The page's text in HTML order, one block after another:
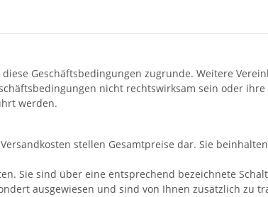
Geschäftsbedingungen zugrunde. Weitere
nicht rechtswirksam sein oder
werden.
stellen Gesamtpreise dar. Sie
Sie sind über eine entsprechend bezeichnete
ausgewiesen und sind von Ihnen zusätzlich zu